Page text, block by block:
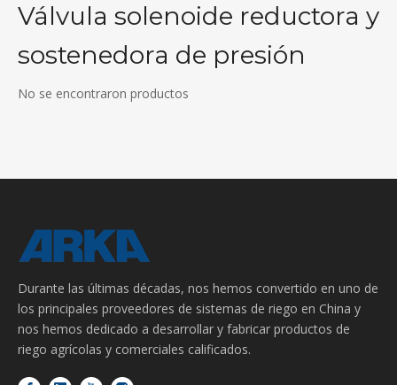
Válvula solenoide reductora y
sostenedora de presión
No se encontraron productos
Durante las últimas décadas, nos hemos convertido en uno de
los principales proveedores de sistemas de riego en China y
nos hemos dedicado a desarrollar y fabricar productos de
riego agrícolas y comerciales calificados.